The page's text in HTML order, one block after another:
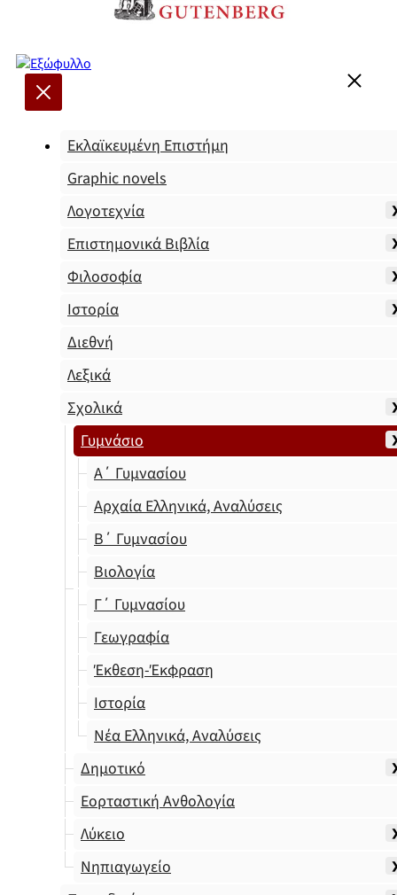
Εκλαϊκευμένη Επιστήμη
Graphic novels
Λογοτεχνία
Επιστημονικά Βιβλία
Φιλοσοφία
Ιστορία
Διεθνή
Λεξικά
Σχολικά
Γυμνάσιο
Α΄ Γυμνασίου
Αρχαία Ελληνικά, Αναλύσεις
Β΄ Γυμνασίου
Βιολογία
Γ΄ Γυμνασίου
Γεωγραφία
Έκθεση-Έκφραση
Ιστορία
Νέα Ελληνικά, Αναλύσεις
Δημοτικό
Εορταστική Ανθολογία
Λύκειο
Νηπιαγωγείο